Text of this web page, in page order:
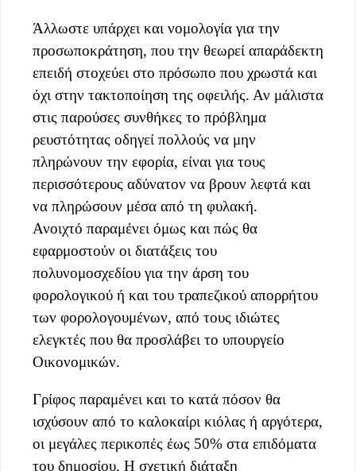
Άλλωστε υπάρχει και νομολογία για την
προσωποκράτηση, που την θεωρεί απαράδεκτη
επειδή στοχεύει στο πρόσωπο που χρωστά και
όχι στην τακτοποίηση της οφειλής. Αν μάλιστα
στις παρούσες συνθήκες το πρόβλημα
ρευστότητας οδηγεί πολλούς να μην
πληρώνουν την εφορία, είναι για τους
περισσότερους αδύνατον να βρουν λεφτά και
να πληρώσουν μέσα από τη φυλακή.
Ανοιχτό παραμένει όμως και πώς θα
εφαρμοστούν οι διατάξεις του
πολυνομοσχεδίου για την άρση του
φορολογικού ή και του τραπεζικού απορρήτου
των φορολογουμένων, από τους ιδιώτες
ελεγκτές που θα προσλάβει το υπουργείο
Οικονομικών.
Γρίφος παραμένει και το κατά πόσον θα
ισχύσουν από το καλοκαίρι κιόλας ή αργότερα,
οι μεγάλες περικοπές έως 50% στα επιδόματα
του δημοσίου. Η σχετική διάταξη